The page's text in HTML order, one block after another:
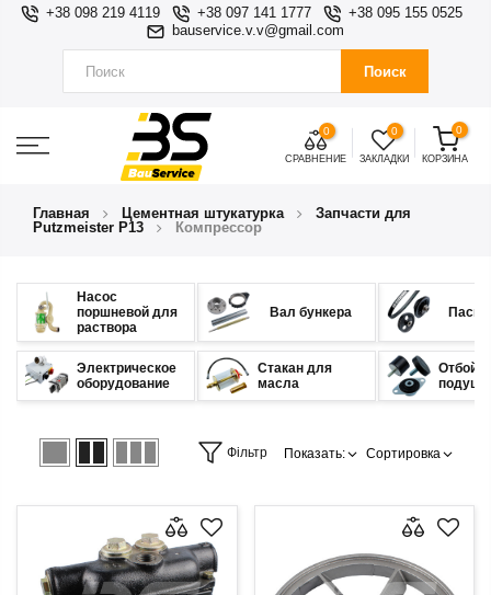
+38 098 219 4119 +38 097 141 1777
+38 095 155 0525
bauservice.v.v@gmail.com
Поиск
0
СРАВНЕНИЕ
0
ЗАКЛАДКИ
0
КОРЗИНА
Главная Цементная штукатурка
Запчасти для
Putzmeister P13
Компрессор
Насос
поршневой для
раствора
Вал бункера
Электрическое
оборудование
Стакан для
масла
Фільтр Показать: Сортировка